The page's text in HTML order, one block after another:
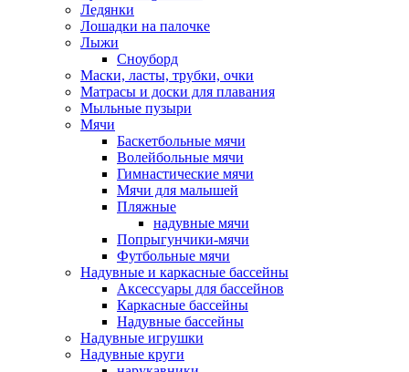
Ледянки
Лошадки на палочке
Лыжи
Сноуборд
Маски, ласты, трубки, очки
Матрасы и доски для плавания
Мыльные пузыри
Мячи
Баскетбольные мячи
Волейбольные мячи
Гимнастические мячи
Мячи для малышей
Пляжные
надувные мячи
Попрыгунчики-мячи
Футбольные мячи
Надувные и каркасные бассейны
Аксессуары для бассейнов
Каркасные бассейны
Надувные бассейны
Надувные игрушки
Надувные круги